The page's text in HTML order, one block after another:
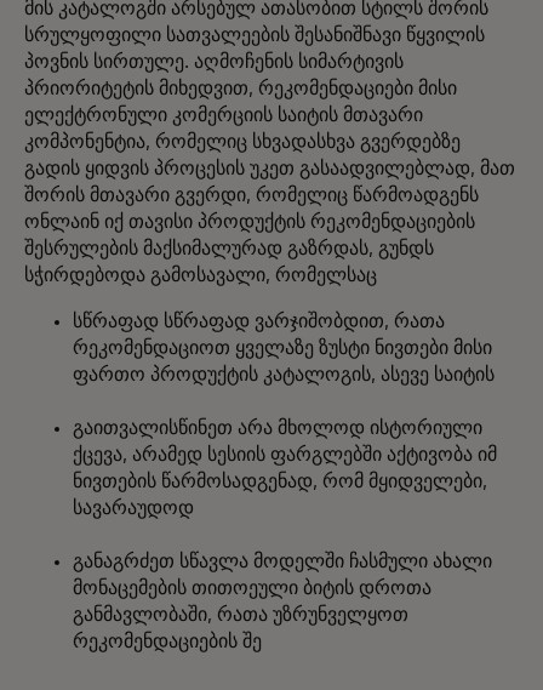
მის კატალოგში არსებულ ათასობით სტილს შორის
სრულყოფილი სათვალეების შესანიშნავი წყვილის
პოვნის სირთულე. აღმოჩენის სიმარტივის
პრიორიტეტის მიხედვით, რეკომენდაციები მისი
ელექტრონული კომერციის საიტის მთავარი
კომპონენტია, რომელიც სხვადასხვა გვერდებზე
გადის ყიდვის პროცესის უკეთ გასაადვილებლად, მათ
შორის მთავარი გვერდი, რომელიც წარმოადგენს
ონლაინ იქ თავისი პროდუქტის რეკომენდაციების
შესრულების მაქსიმალურად გაზრდას, გუნდს
სჭირდებოდა გამოსავალი, რომელსაც
სწრაფად სწრაფად ვარჯიშობდით, რათა
რეკომენდაციოთ ყველაზე ზუსტი ნივთები მისი
ფართო პროდუქტის კატალოგის, ასევე საიტის
გაითვალისწინეთ არა მხოლოდ ისტორიული
ქცევა, არამედ სესიის ფარგლებში აქტივობა იმ
ნივთების წარმოსადგენად, რომ მყიდველები,
სავარაუდოდ
განაგრძეთ სწავლა მოდელში ჩასმული ახალი
მონაცემების თითოეული ბიტის დროთა
განმავლობაში, რათა უზრუნველყოთ
რეკომენდაციების შე